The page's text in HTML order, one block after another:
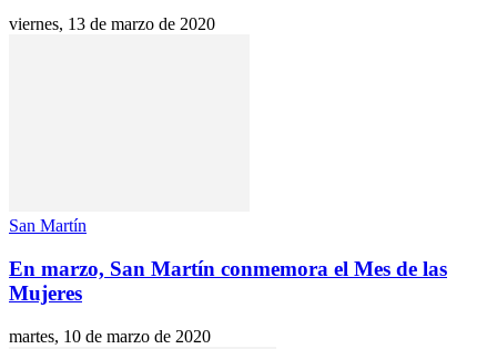
viernes, 13 de marzo de 2020
San Martín
En marzo, San Martín conmemora el Mes de las
Mujeres
martes, 10 de marzo de 2020